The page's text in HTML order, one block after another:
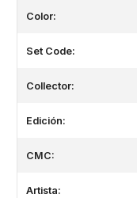
Color:
Set Code:
Collector:
Edición:
CMC:
Artista: